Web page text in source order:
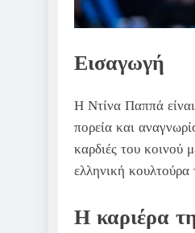
Εισαγωγή
Η Ντίνα Παππά
πορεία και
καρδιές του κοινού
ελληνική
Η καριέρα